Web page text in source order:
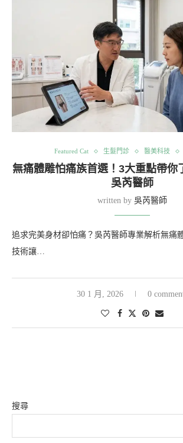
Featured Cat 生髮門診 醫美科技
無痛體雕怕痛族首選！3大重點帶你
吳芮醫師
written by 吳芮醫師
追求完美身材卻怕痛？吳芮醫師專業解析無痛
技術讓…
30 1 月, 2026 0
搜尋